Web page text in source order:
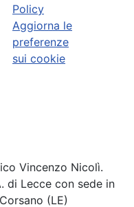
Policy
Aggiorna le
preferenze
sui cookie
Vincenzo Nicolì.
di Lecce con sede in
(LE)